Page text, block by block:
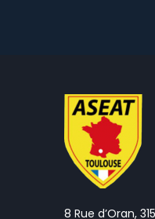
8 Rue d’Oran,